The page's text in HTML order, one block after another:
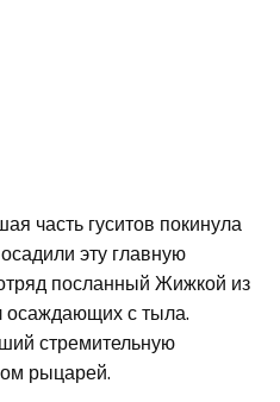
часть гуситов покинула
эту главную
посланный Жижкой из
осаждающих с тыла.
стремительную
рыцарей.